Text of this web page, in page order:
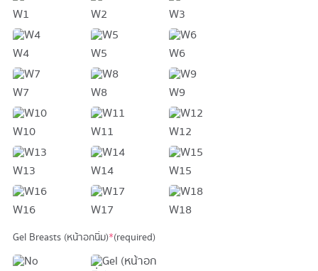
W1 W2 W3
W4 W5 W6
W7 W8 W9
W10 W11 W12
W13 W14 W15
W16 W17 W18
Gel Breasts (หน้าอกนิ่ม)*(required)